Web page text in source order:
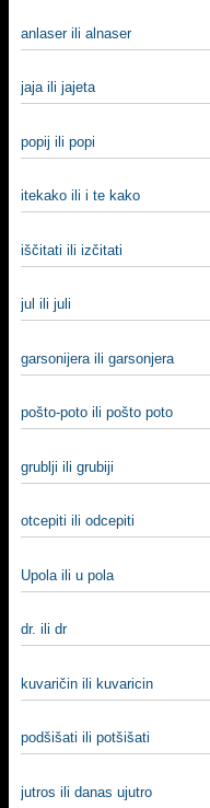
anlaser ili alnaser
jaja ili jajeta
popij ili popi
itekako ili i te kako
iščitati ili izčitati
jul ili juli
garsonijera ili garsonjera
pošto-poto ili pošto poto
grublji ili grubiji
otcepiti ili odcepiti
Upola ili u pola
dr. ili dr
kuvaričin ili kuvaricin
podšišati ili potšišati
jutros ili danas ujutro